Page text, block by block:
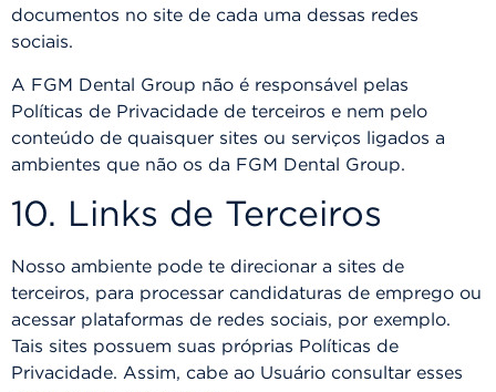
documentos no site de cada uma dessas redes
sociais.
A FGM Dental Group não é responsável pelas
Políticas de Privacidade de terceiros e nem pelo
conteúdo de quaisquer sites ou serviços ligados a
ambientes que não os da FGM Dental Group.
10. Links de Terceiros
Nosso ambiente pode te direcionar a sites de
terceiros, para processar candidaturas de emprego ou
acessar plataformas de redes sociais, por exemplo.
Tais sites possuem suas próprias Políticas de
Privacidade. Assim, cabe ao Usuário consultar esses